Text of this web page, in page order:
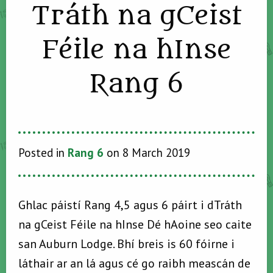
Tráth na gCeist
Féile na hInse
Rang 6
Posted in Rang 6 on 8 March 2019
Ghlac páistí Rang 4,5 agus 6 páirt i dTráth
na gCeist Féile na hInse Dé hAoine seo caite
san Auburn Lodge. Bhí breis is 60 fóirne i
láthair ar an lá agus cé go raibh meascán de